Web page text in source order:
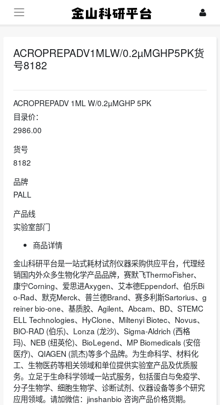
ACROPREPADV1MLW/0.2µMGHP5PK货
号8182
ACROPREPADV 1ML W/0.2µMGHP 5PK
目录价：
2986.00
货号
8182
品牌
PALL
产品线
实验室部门
商品详情
金山科研平台是一站式耗材试剂仪器采购供应平台，代理经
销国内外众多生物化学产品品牌，赛默飞ThermoFisher、
康宁Corning、爱思进Axygen、艾本德Eppendorf、伯乐Bi
o-Rad、默克Merck、普兰德Brand、赛多利斯Sartorius、g
reiner bio-one、基质胶、Agilent、Abcam、BD、STEMC
ELL Technologies、HyClone、Miltenyi Biotec、Novus、
BIO-RAD (伯乐)、Lonza (龙沙)、Sigma-Aldrich (西格
玛)、NEB (纽英伦)、BioLegend、MP Biomedicals (安倍
医疗)、QIAGEN (凯杰)等多个品牌。为生命科学、材料化
工、生物医药等相关领域和单位提供实验室产品及优质服
务。立足于生命科学领域一站式服务，包括蛋白与免疫学、
分子生物学、细胞生物学、诊断试剂、仪器设备等多个研究
应用领域。请加微信：jinshanbio 咨询产品价格货期。